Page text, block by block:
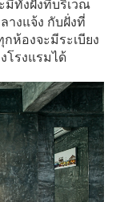
มีทั้งฝั่งที่บริเวณ
างแจ้ง กับฝั่งที่
ห้องจะมีระเบียง
โรงแรมได้